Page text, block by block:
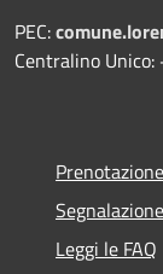
PEC:
Centralino
Leggi le FAQ